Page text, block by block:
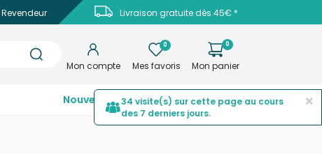
Livraison gratuite dès 45€ *
Mon compte
0
Mes favoris
0
Mon panier
NouveautésTop ventesPromotions ×
34 visite(s) sur cette page au cours
des 7 derniers jours.